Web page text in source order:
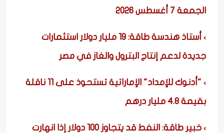
الجمعة 7 أغسطس 2026
أستاذ هندسة طاقة: 19 مليار دولار استثمارات
جديدة لدعم إنتاج البترول والغاز في مصر
"أدنوك للإمداد" الإماراتية تستحوذ على 11 ناقلة
بقيمة 4.8 مليار درهم
خبير طاقة: النفط قد يتجاوز 100 دولار إذا انهارت